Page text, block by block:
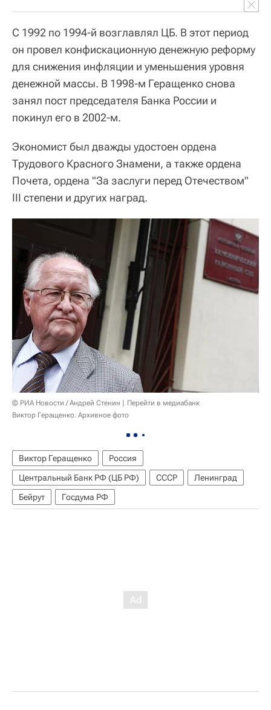
С 1992 по 1994-й возглавлял ЦБ. В этот период
он провел конфискационную денежную реформу
для снижения инфляции и уменьшения уровня
денежной массы. В 1998-м Геращенко снова
занял пост председателя Банка России и
покинул его в 2002-м.
Экономист был дважды удостоен ордена
Трудового Красного Знамени, а также ордена
Почета, ордена "За заслуги перед Отечеством"
III степени и других наград.
© РИА Новости / Андрей Стенин
Перейти в медиабанк
Виктор Геращенко. Архивное фото
Виктор Геращенко
Россия
Центральный Банк РФ (ЦБ РФ)
СССР
Ленинград
Бейрут
Госдума РФ